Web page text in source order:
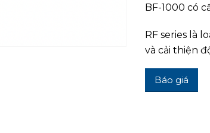
BF-1000 có
RF series là
và cải thiện
Báo giá